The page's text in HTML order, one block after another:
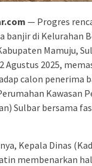
— Progres
banjir di Kelurahan
Mamuju,
Agustus 2025,
calon penerima
Kawasan
Sulbar bersama
Kepala Dinas
membenarkan